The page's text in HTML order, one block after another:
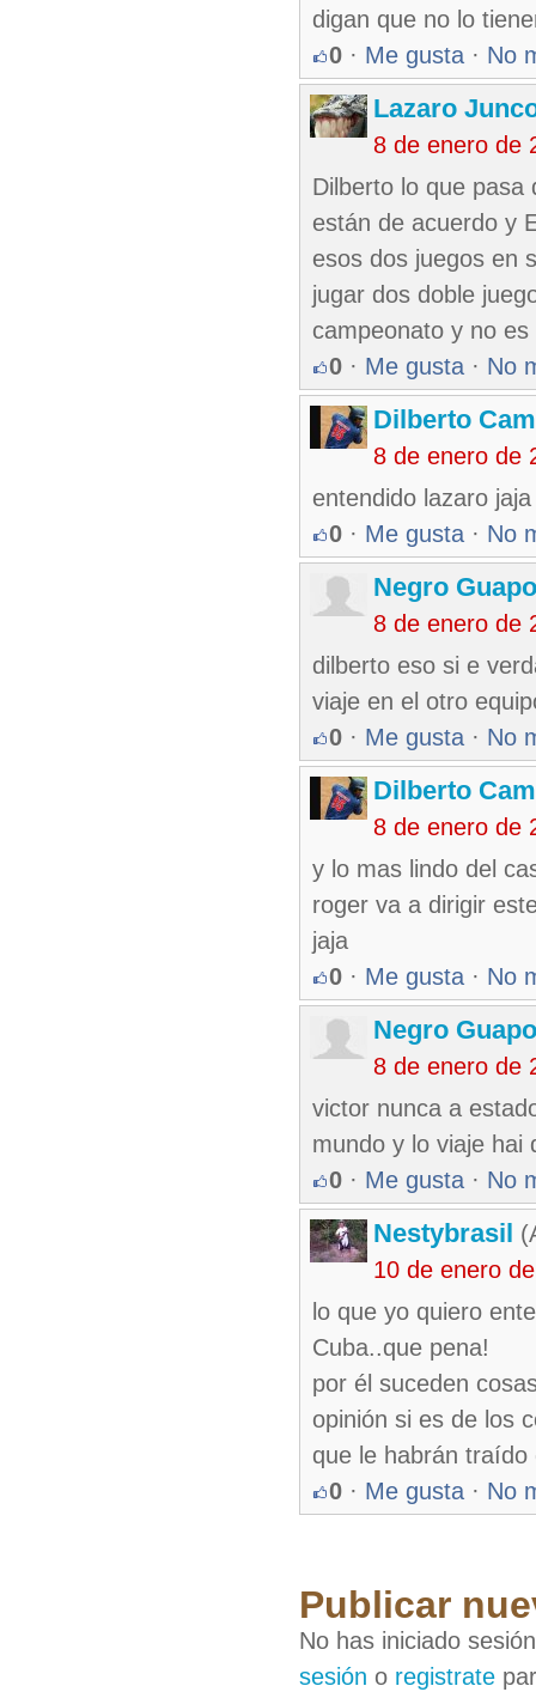
digan que no lo
0 · Me gusta · No
Lazaro
8 de enero de
Dilberto lo que pasa
están de acuerdo y
esos dos juegos en
jugar dos doble
campeonato y no
0 · Me gusta · No
Dilberto
8 de enero de
entendido lazaro
0 · Me gusta · No
Negro Guapo
8 de enero de
dilberto eso si e
viaje en el otro
0 · Me gusta · No
Dilberto
8 de enero de
y lo mas lindo del
roger va a dirigir
jaja
0 · Me gusta · No
Negro Guapo
8 de enero de
victor nunca a
mundo y lo viaje hai
0 · Me gusta · No
Nestybrasil
10 de enero
lo que yo quiero
Cuba..que pena!
por él suceden
opinión si es de los
que le habrán
0 · Me gusta · No
Publicar
No has iniciado
sesión o registrate